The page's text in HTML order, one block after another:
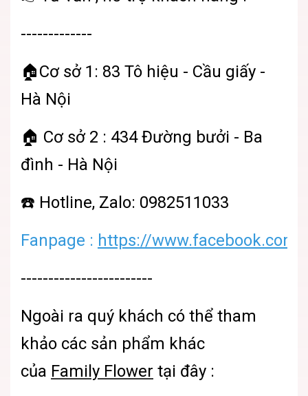
-------------
🏠Cơ sở 1: 83 Tô hiệu - Cầu giấy -
Hà Nội
🏠 Cơ sở 2 : 434 Đường bưởi - Ba
đình - Hà Nội
☎️ Hotline, Zalo: 0982511033
Fanpage : https://
------------------------
Ngoài ra quý khách có thể tham
khảo các sản phẩm khác
của Family Flower tại đây :